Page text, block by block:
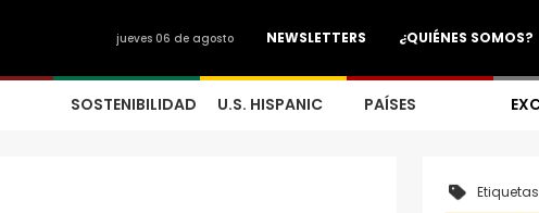
¿QUIÉNES SOMOS?
NEWSLETTERS
jueves 06 de agosto
SOSTENIBILIDAD U.S. HISPANIC PAÍSES
Etiquetas